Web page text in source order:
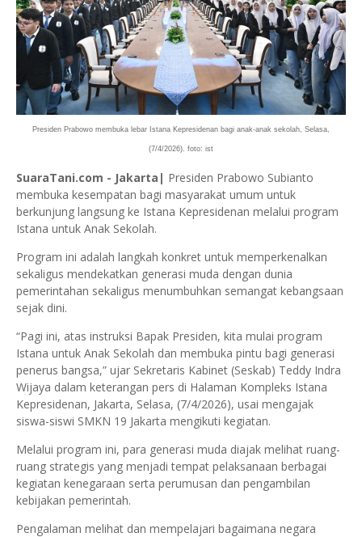
Presiden Prabowo membuka lebar Istana Kepresidenan bagi anak-anak sekolah, Selasa,
(7/4/2026). foto: ist
SuaraTani.com - Jakarta| Presiden Prabowo Subianto
membuka kesempatan bagi masyarakat umum untuk
berkunjung langsung ke Istana Kepresidenan melalui program
Istana untuk Anak Sekolah.
Program ini adalah langkah konkret untuk memperkenalkan
sekaligus mendekatkan generasi muda dengan dunia
pemerintahan sekaligus menumbuhkan semangat kebangsaan
sejak dini.
“Pagi ini, atas instruksi Bapak Presiden, kita mulai program
Istana untuk Anak Sekolah dan membuka pintu bagi generasi
penerus bangsa,” ujar Sekretaris Kabinet (Seskab) Teddy Indra
Wijaya dalam keterangan pers di Halaman Kompleks Istana
Kepresidenan, Jakarta, Selasa, (7/4/2026), usai mengajak
siswa-siswi SMKN 19 Jakarta mengikuti kegiatan.
Melalui program ini, para generasi muda diajak melihat ruang-
ruang strategis yang menjadi tempat pelaksanaan berbagai
kegiatan kenegaraan serta perumusan dan pengambilan
kebijakan pemerintah.
Pengalaman melihat dan mempelajari bagaimana negara